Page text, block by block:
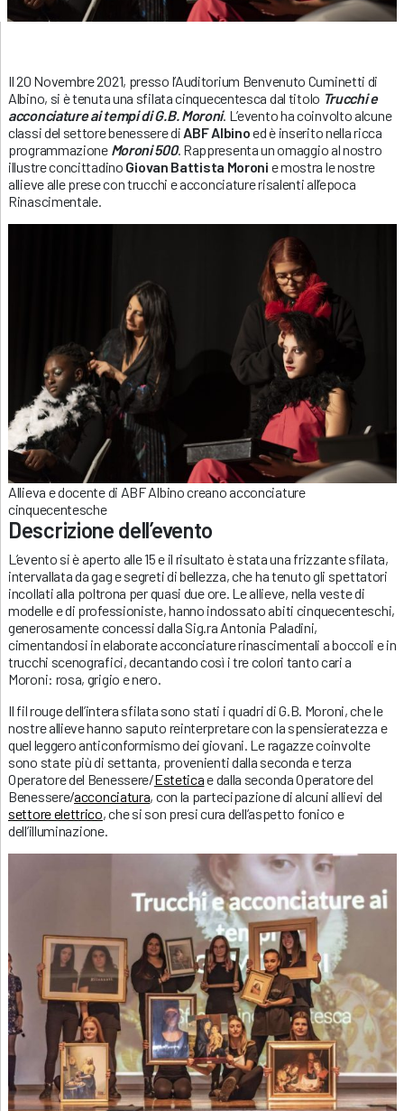
Il 20 Novembre 2021, presso l’Auditorium Benvenuto Cuminetti di
Albino, si è tenuta una sfilata cinquecentesca dal titolo Trucchi e
acconciature ai tempi di G.B. Moroni. L’evento ha coinvolto alcune
classi del settore benessere di ABF Albinoed è inserito nella ricca
programmazione Moroni 500. Rappresenta un omaggio al nostro
illustre concittadino Giovan Battista Moroni e mostra le nostre
allieve alle prese con trucchi e acconciature risalenti all’epoca
Rinascimentale.
Allieva e docente di ABF Albino creano acconciature
cinquecentesche
Descrizione dell’evento
L’evento si è aperto alle 15 e il risultato è stata una frizzante sfilata,
intervallata da gag e segreti di bellezza, che ha tenuto gli spettatori
incollati alla poltrona per quasi due ore. Le allieve, nella veste di
modelle e di professioniste, hanno indossato abiti cinquecenteschi,
generosamente concessi dalla Sig.ra Antonia Paladini,
cimentandosi in elaborate acconciature rinascimentali a boccoli e in
trucchi scenografici, decantando così i tre colori tanto cari a
Moroni: rosa, grigio e nero.
Il fil rouge dell’intera sfilata sono stati i quadri di G.B. Moroni, che le
nostre allieve hanno saputo reinterpretare con la spensieratezza e
quel leggero anticonformismo dei giovani. Le ragazze coinvolte
sono state più di settanta, provenienti dalla seconda e terza
Operatore del Benessere/Esteticae dalla seconda Operatore del
Benessere/acconciatura, con la partecipazione di alcuni allievi del
settore elettrico, che si son presi cura dell’aspetto fonico e
dell’illuminazione.